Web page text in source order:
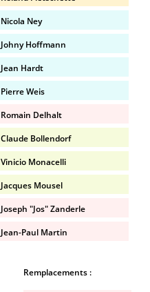
Nicola Ney
Johny Hoffmann
Jean Hardt
Pierre Weis
Romain Delhalt
Claude Bollendorf
Vinicio Monacelli
Jacques Mousel
Joseph "Jos" Zanderle
Jean-Paul Martin
Remplacements :